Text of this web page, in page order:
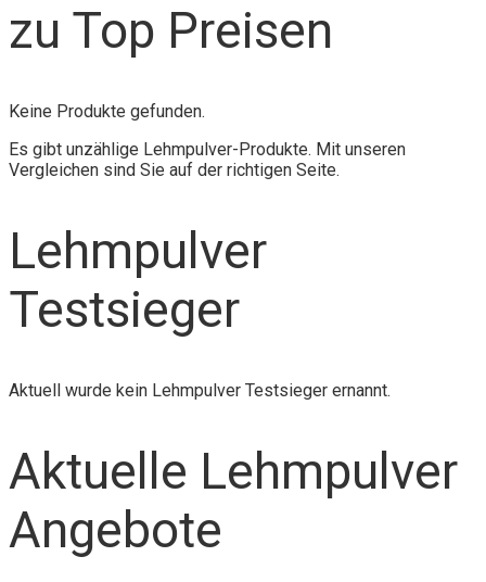
zu Top Preisen
Keine Produkte gefunden.
Es gibt unzählige Lehmpulver-Produkte. Mit unseren
Vergleichen sind Sie auf der richtigen Seite.
Lehmpulver
Testsieger
Aktuell wurde kein Lehmpulver Testsieger ernannt.
Aktuelle Lehmpulver
Angebote